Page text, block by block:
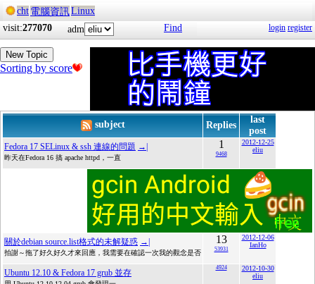
cht 電腦資訊Linux
visit:277070 adm Find login register
New Topic
Sorting by score
subject Replies
last
post
Fedora 17 SELinux & ssh 連線的問題 →|
昨天在Fedora 16 搞 apache httpd，一直
1
9468
2012-12-25
eliu
關於debian source.list格式的未解疑惑 →|
拍謝～拖了好久好久才來回應，我需要在確認一次我的觀念是否
13
53931
2012-12-06
IanHo
Ubuntu 12.10 & Fedora 17 grub 並存
4924
2012-10-30
eliu